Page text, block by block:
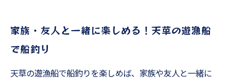
家族・友人と一緒に楽しめる！天草の遊漁船
で船釣り
天草の遊漁船で船釣りを楽しめば、家族や友人と一緒に